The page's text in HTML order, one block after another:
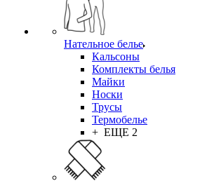
Нательное белье
Кальсоны
Комплекты белья
Майки
Носки
Трусы
Термобелье
+ ЕЩЕ 2